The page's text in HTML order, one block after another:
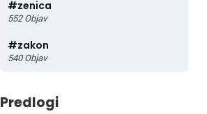
#zenica
552 Objav
#zakon
540 Objav
Predlogi